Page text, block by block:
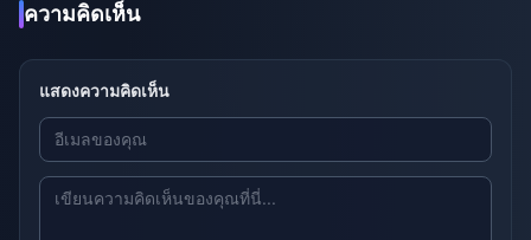
ความคิดเห็น
แสดงความคิดเห็น